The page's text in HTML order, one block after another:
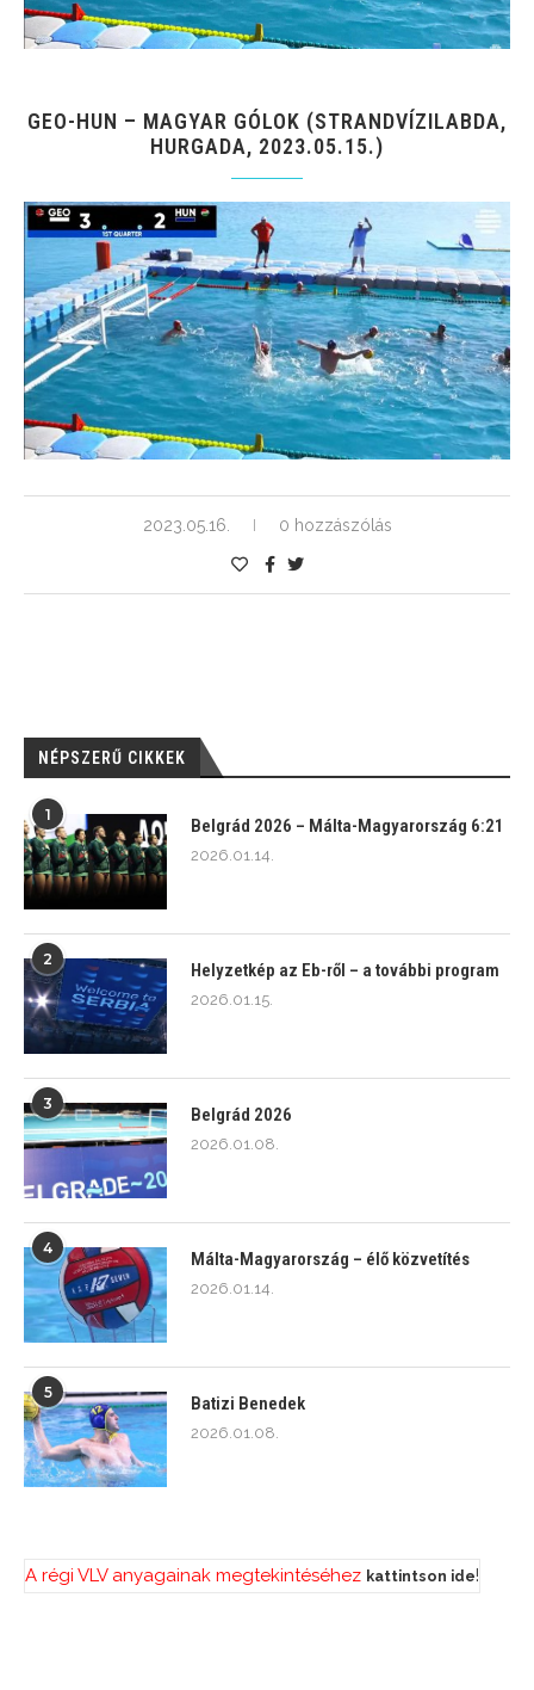
GEO-HUN – MAGYAR GÓLOK (STRANDVÍZILABDA,
HURGADA, 2023.05.15.)
2023.05.16. 0 hozzászólás
NÉPSZERŰ CIKKEK
1
Belgrád 2026 – Málta-Magyarország 6:21
2026.01.14.
2
Helyzetkép az Eb-ről – a további program
2026.01.15.
3
Belgrád 2026
2026.01.08.
4
Málta-Magyarország – élő közvetítés
2026.01.14.
5
Batizi Benedek
2026.01.08.
A régi VLV anyagainak megtekintéséhez kattintson ide!